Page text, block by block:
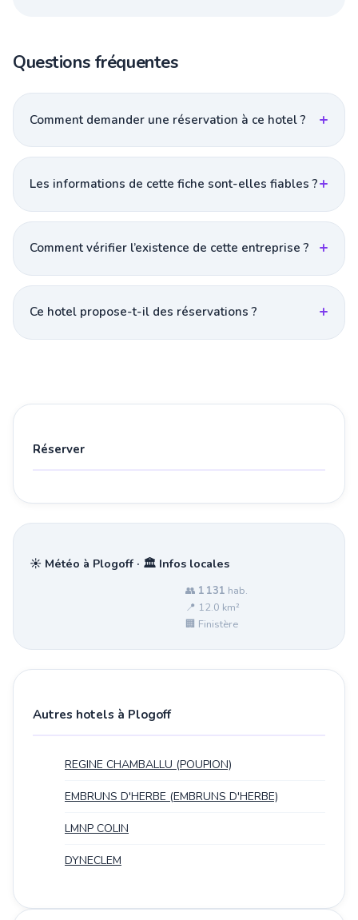
Questions fréquentes
Comment demander une réservation à ce hotel ?
Les informations de cette fiche sont-elles fiables ?
Comment vérifier l’existence de cette entreprise ?
Ce hotel propose-t-il des réservations ?
Réserver
☀️ Météo à Plogoff · 🏛️ Infos locales
👥 1 131 hab.
📍 12.0 km²
🏢 Finistère
Autres hotels à Plogoff
REGINE CHAMBALLU (POUPION)
EMBRUNS D'HERBE (EMBRUNS D'HERBE)
LMNP COLIN
DYNECLEM